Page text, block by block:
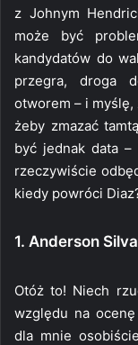
z Johnym
może być
kandydatów do
przegra, droga
otworem – i myślę,
żeby zmazać
być jednak data
rzeczywiście
kiedy powróci
1. Anderson
Otóż to! Niech
względu na
dla mnie